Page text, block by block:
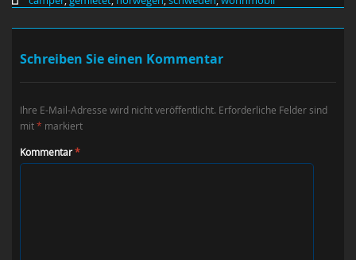
Schreiben Sie einen Kommentar
Ihre E-Mail-Adresse wird nicht veröffentlicht. Erforderliche Felder sind
mit* markiert
Kommentar*